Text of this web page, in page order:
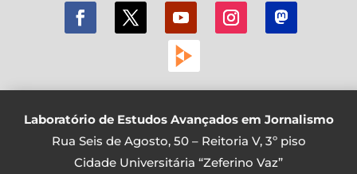
Laboratório de Estudos Avançados em Jornalismo
Rua Seis de Agosto, 50 – Reitoria V, 3º piso
Cidade Universitária “Zeferino Vaz”